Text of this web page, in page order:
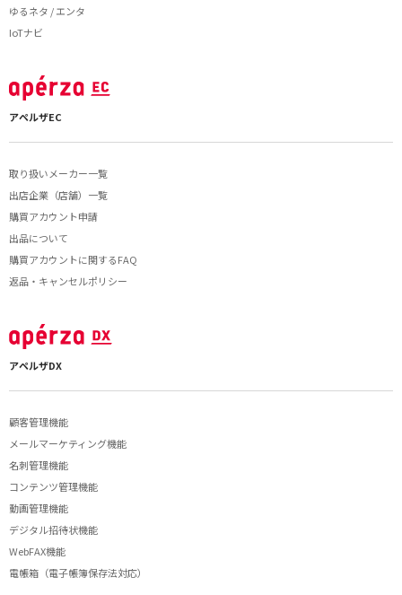
ゆるネタ / エンタ
IoTナビ
アペルザEC
取り扱いメーカー一覧
出店企業（店舗）一覧
購買アカウント申請
出品について
購買アカウントに関するFAQ
返品・キャンセルポリシー
アペルザDX
顧客管理機能
メールマーケティング機能
名刺管理機能
コンテンツ管理機能
動画管理機能
デジタル招待状機能
WebFAX機能
電帳箱（電子帳簿保存法対応）